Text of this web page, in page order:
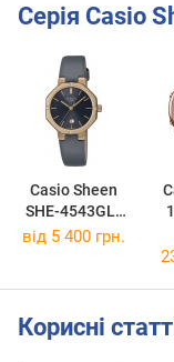
Серія Casio
Casio Sheen
SHE-4543GL-
8A
від 5 400 грн.
Корисні